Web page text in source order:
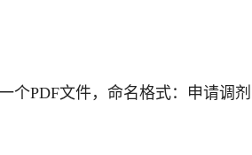
个PDF文件，命名格式：申请调